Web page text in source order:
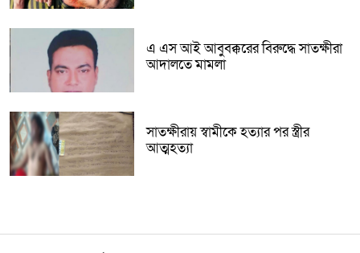
এ এস আই আবুবক্করের বিরুদ্ধে সাতক্ষীরা
আদালতে মামলা
সাতক্ষীরায় স্বামীকে হত্যার পর স্ত্রীর
আত্মহত্যা